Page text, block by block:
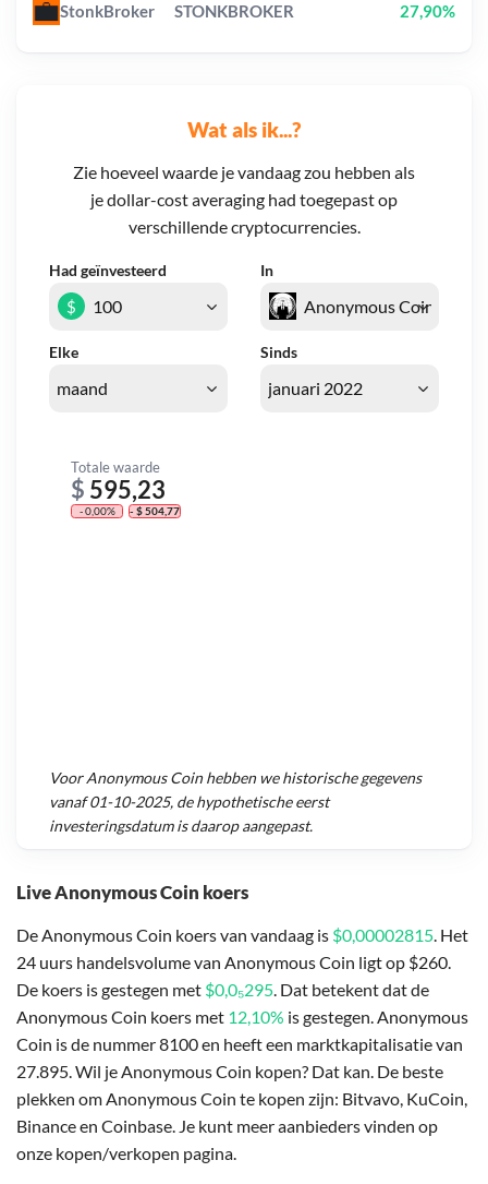
Live Anonymous Coin koers
De Anonymous Coin koers van vandaag is $0,00002815. Het
24 uurs handelsvolume van Anonymous Coin ligt op $260.
De koers is gestegen met $0,0₅295. Dat betekent dat de
Anonymous Coin koers met 12,10% is gestegen. Anonymous
Coin is de nummer 8100 en heeft een marktkapitalisatie van
27.895. Wil je Anonymous Coin kopen? Dat kan. De beste
plekken om Anonymous Coin te kopen zijn: Bitvavo, KuCoin,
Binance en Coinbase. Je kunt meer aanbieders vinden op
onze kopen/verkopen pagina.
Wat als ik...?
Zie hoeveel waarde je vandaag zou hebben als
je dollar-cost averaging had toegepast op
verschillende cryptocurrencies.
Had geïnvesteerd In
Elke Sinds
$
Totale waarde
$ 595,23
- 0,00% - $ 504,77
VoorAnonymous Coinhebben we historische gegevens
vanaf01-10-2025, de hypothetische eerst
investeringsdatum is daarop aangepast.
StonkBroker STONKBROKER 27,90%